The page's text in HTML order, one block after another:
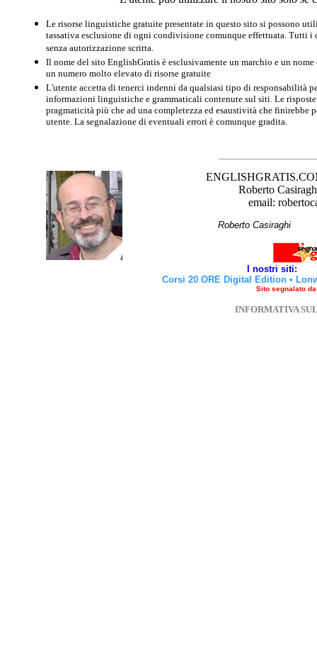
Le risorse linguistiche gratuite presentate in questo sito si possono
tassativa esclusione di ogni condivisione comunque effettuata. Tutti
senza autorizzazione scritta.
Il nome del sito EnglishGratis è esclusivamente un marchio e un
un numero molto elevato di risorse gratuite
L'utente accetta di tenerci indenni da qualsiasi tipo di responsabilità
informazioni linguistiche e grammaticali contenute sul siti. Le
pragmaticità più che ad una completezza ed esaustività che finirebbe
utente. La segnalazione di eventuali errori è comunque gradita.
Roberto
email:
Roberto
I nostri siti:
Corsi 20 ORE Digital Edition •
Sito segnalato
INFORMATIVA